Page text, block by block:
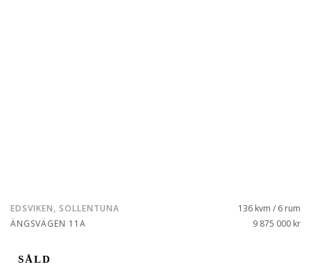
EDSVIKEN, SOLLENTUNA
ÄNGSVÄGEN 11A
136 kvm / 6 rum
9 875 000 kr
SÅLD